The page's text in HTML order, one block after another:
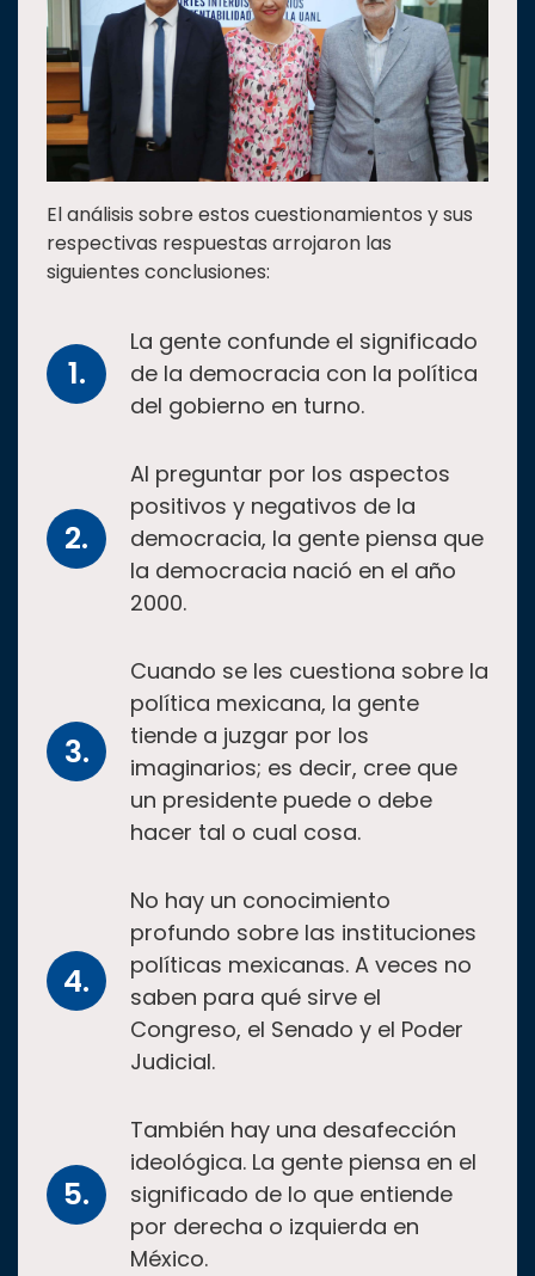
El análisis sobre estos cuestionamientos y sus
respectivas respuestas arrojaron las
siguientes conclusiones:
La gente confunde el significado
de la democracia con la política
del gobierno en turno.
Al preguntar por los aspectos
positivos y negativos de la
democracia, la gente piensa que
la democracia nació en el año
2000.
Cuando se les cuestiona sobre la
política mexicana, la gente
tiende a juzgar por los
imaginarios; es decir, cree que
un presidente puede o debe
hacer tal o cual cosa.
No hay un conocimiento
profundo sobre las instituciones
políticas mexicanas. A veces no
saben para qué sirve el
Congreso, el Senado y el Poder
Judicial.
También hay una desafección
ideológica. La gente piensa en el
significado de lo que entiende
por derecha o izquierda en
México.